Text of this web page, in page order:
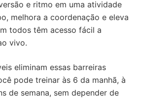
e ritmo em uma atividade
melhora a coordenação e eleva
todos têm acesso fácil a
vivo.
eliminam essas barreiras
pode treinar às 6 da manhã, à
de semana, sem depender de